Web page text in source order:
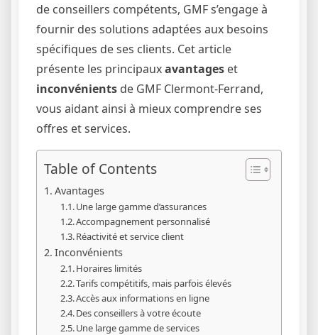
de conseillers compétents, GMF s’engage à
fournir des solutions adaptées aux besoins
spécifiques de ses clients. Cet article
présente les principauxavantages et
inconvénients de GMF Clermont-Ferrand,
vous aidant ainsi à mieux comprendre ses
offres et services.
Table of Contents
Avantages
Une large gamme d’assurances
Accompagnement personnalisé
Réactivité et service client
Inconvénients
Horaires limités
Tarifs compétitifs, mais parfois élevés
Accès aux informations en ligne
Des conseillers à votre écoute
Une large gamme de services